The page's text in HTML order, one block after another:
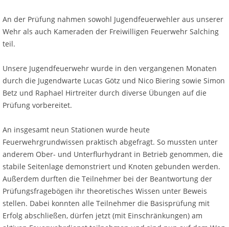
An der Prüfung nahmen sowohl Jugendfeuerwehler aus unserer
Wehr als auch Kameraden der Freiwilligen Feuerwehr Salching
teil.
Unsere Jugendfeuerwehr wurde in den vergangenen Monaten
durch die Jugendwarte Lucas Götz und Nico Biering sowie Simon
Betz und Raphael Hirtreiter durch diverse Übungen auf die
Prüfung vorbereitet.
An insgesamt neun Stationen wurde heute
Feuerwehrgrundwissen praktisch abgefragt. So mussten unter
anderem Ober- und Unterflurhydrant in Betrieb genommen, die
stabile Seitenlage demonstriert und Knoten gebunden werden.
Außerdem durften die Teilnehmer bei der Beantwortung der
Prüfungsfragebögen ihr theoretisches Wissen unter Beweis
stellen. Dabei konnten alle Teilnehmer die Basisprüfung mit
Erfolg abschließen, dürfen jetzt (mit Einschränkungen) am